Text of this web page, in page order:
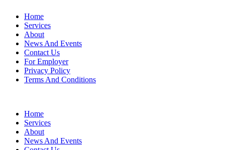
Home
Services
About
News And Events
Contact Us
For Employer
Privacy Policy
Terms And Conditions
Home
Services
About
News And Events